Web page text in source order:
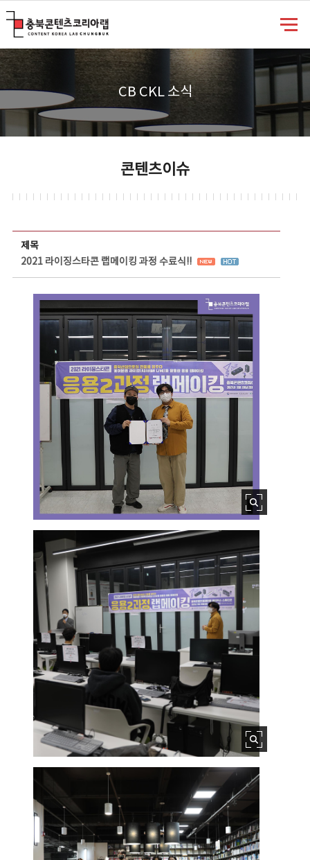
CB CKL 소식
콘텐츠이슈
제목
2021 라이징스타콘 랩메이킹 과정 수료식!!